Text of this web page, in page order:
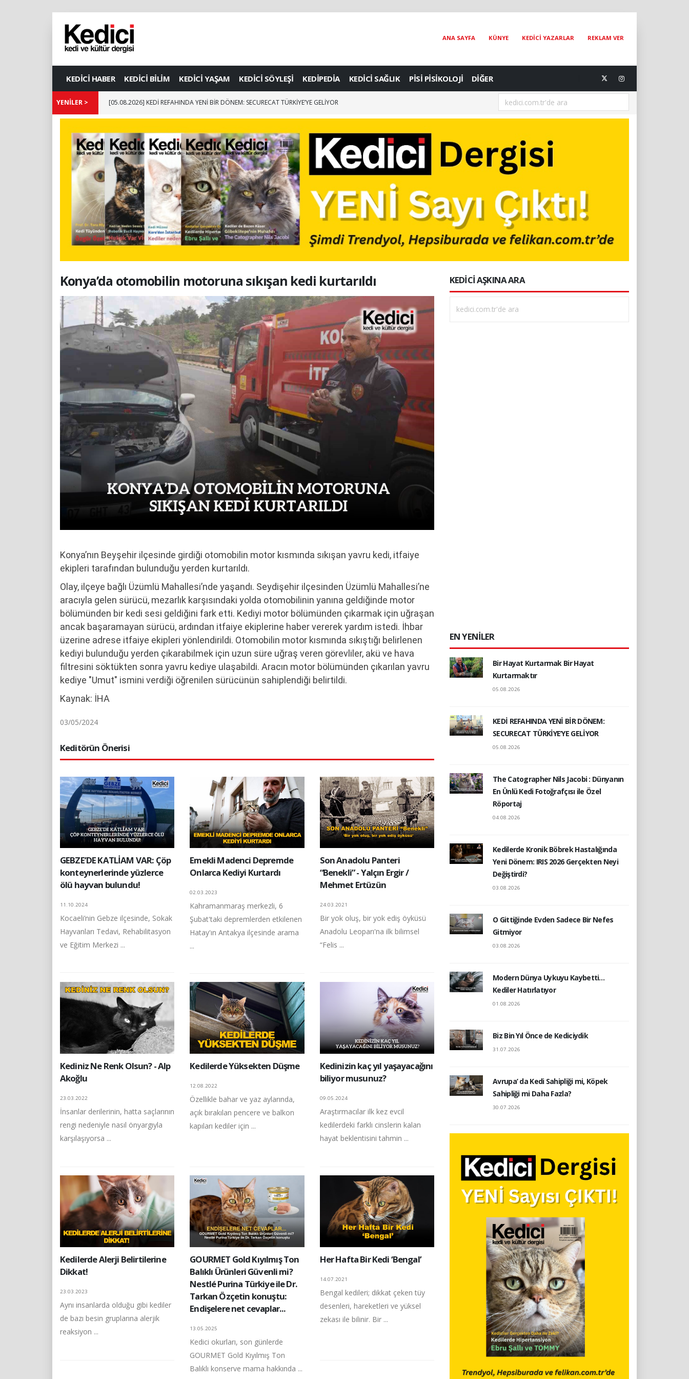
ANA SAYFA KÜNYE KEDİCİ YAZARLAR REKLAM VER
KEDİCİ HABER KEDİCİ BİLİM KEDİCİ YAŞAM KEDİCİ SÖYLEŞİ KEDİPEDİA KEDİCİ SAĞLIK PİSİ PİSİKOLOJİ DİĞER
YENİLER > [05.08.2026] KEDİ REFAHINDA YENİ BİR DÖNEM: SECURECAT TÜRKİYE’YE GELİYOR [04.08.2026] The Catographer Nils Jacobi : Dünyanın En Ünlü Kedi
Konya’da otomobilin motoruna sıkışan kedi kurtarıldı
Konya’nın Beyşehir ilçesinde girdiği otomobilin motor kısmında sıkışan yavru kedi, itfaiye
ekipleri tarafından bulunduğu yerden kurtarıldı.
Olay, ilçeye bağlı Üzümlü Mahallesi’nde yaşandı. Seydişehir ilçesinden Üzümlü Mahallesi’ne
aracıyla gelen sürücü, mezarlık karşısındaki yolda otomobilinin yanına geldiğinde motor
bölümünden bir kedi sesi geldiğini fark etti. Kediyi motor bölümünden çıkarmak için uğraşan
ancak başaramayan sürücü, ardından itfaiye ekiplerine haber vererek yardım istedi. İhbar
üzerine adrese itfaiye ekipleri yönlendirildi. Otomobilin motor kısmında sıkıştığı belirlenen
kediyi bulunduğu yerden çıkarabilmek için uzun süre uğraş veren görevliler, akü ve hava
filtresini söktükten sonra yavru kediye ulaşabildi. Aracın motor bölümünden çıkarılan yavru
kediye "Umut" ismini verdiği öğrenilen sürücünün sahiplendiği belirtildi.
Kaynak: İHA
03/05/2024
Keditörün Önerisi
GEBZE’DE KATLİAM VAR: Çöp
konteynerlerinde yüzlerce
ölü hayvan bulundu!
11.10.2024
Kocaeli’nin Gebze ilçesinde, Sokak
Hayvanları Tedavi, Rehabilitasyon
ve Eğitim Merkezi ...
Emekli Madenci Depremde
Onlarca Kediyi Kurtardı
02.03.2023
Kahramanmaraş merkezli, 6
Şubat'taki depremlerden etkilenen
Hatay'ın Antakya ilçesinde arama
...
Son Anadolu Panteri
“Benekli” - Yalçın Ergir /
Mehmet Ertüzün
24.03.2021
Bir yok oluş, bir yok ediş öyküsü
Anadolu Leoparı'na ilk bilimsel
“Felis ...
Kediniz Ne Renk Olsun? - Alp
Akoğlu
23.03.2022
İnsanlar derilerinin, hatta saçlarının
rengi nedeniyle nasıl önyargıyla
karşılaşıyorsa ...
Kedilerde Yüksekten Düşme
12.08.2022
Özellikle bahar ve yaz aylarında,
açık bırakılan pencere ve balkon
kapıları kediler için ...
Kedinizin kaç yıl yaşayacağını
biliyor musunuz?
09.05.2024
Araştırmacılar ilk kez evcil
kedilerdeki farklı cinslerin kalan
hayat beklentisini tahmin ...
Kedilerde Alerji Belirtilerine
Dikkat!
23.03.2023
Aynı insanlarda olduğu gibi kediler
de bazı besin gruplarına alerjik
reaksiyon ...
GOURMET Gold Kıyılmış Ton
Balıklı Ürünleri Güvenli mi?
Nestlé Purina Türkiye ile Dr.
Tarkan Özçetin konuştu:
Endişelere net cevaplar...
13.05.2025
Kedici okurları, son günlerde
GOURMET Gold Kıyılmış Ton
Balıklı konserve mama hakkında ...
Her Hafta Bir Kedi ‘Bengal’
14.07.2021
Bengal kedileri; dikkat çeken tüy
desenleri, hareketleri ve yüksel
zekası ile bilinir. Bir ...
KEDİCİ AŞKINA ARA
EN YENİLER
Bir Hayat Kurtarmak Bir Hayat
Kurtarmaktır
05.08.2026
KEDİ REFAHINDA YENİ BİR DÖNEM:
SECURECAT TÜRKİYE’YE GELİYOR
05.08.2026
The Catographer Nils Jacobi : Dünyanın
En Ünlü Kedi Fotoğrafçısı ile Özel
Röportaj
04.08.2026
Kedilerde Kronik Böbrek Hastalığında
Yeni Dönem: IRIS 2026 Gerçekten Neyi
Değiştirdi?
03.08.2026
O Gittiğinde Evden Sadece Bir Nefes
Gitmiyor
03.08.2026
Modern Dünya Uykuyu Kaybetti…
Kediler Hatırlatıyor
01.08.2026
Biz Bin Yıl Önce de Kediciydik
31.07.2026
Avrupa’ da Kedi Sahipliği mi, Köpek
Sahipliği mi Daha Fazla?
30.07.2026